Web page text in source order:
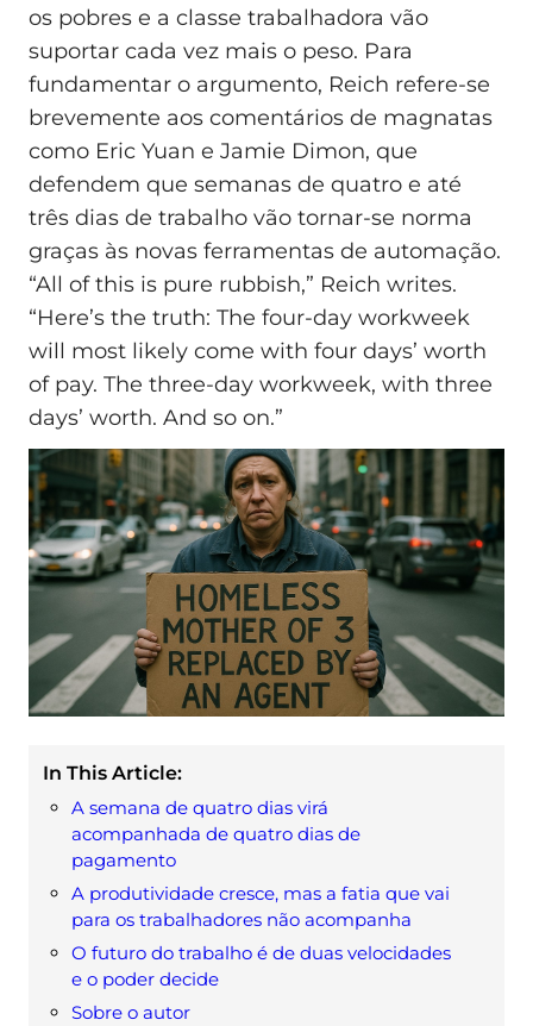
os pobres e a classe trabalhadora vão
suportar cada vez mais o peso. Para
fundamentar o argumento, Reich refere-se
brevemente aos comentários de magnatas
como Eric Yuan e Jamie Dimon, que
defendem que semanas de quatro e até
três dias de trabalho vão tornar-se norma
graças às novas ferramentas de automação.
“All of this is pure rubbish,” Reich writes.
“Here’s the truth: The four-day workweek
will most likely come with four days’ worth
of pay. The three-day workweek, with three
days’ worth. And so on.”
In This Article:
A semana de quatro dias virá
acompanhada de quatro dias de
pagamento
A produtividade cresce, mas a fatia que vai
para os trabalhadores não acompanha
O futuro do trabalho é de duas velocidades
e o poder decide
Sobre o autor